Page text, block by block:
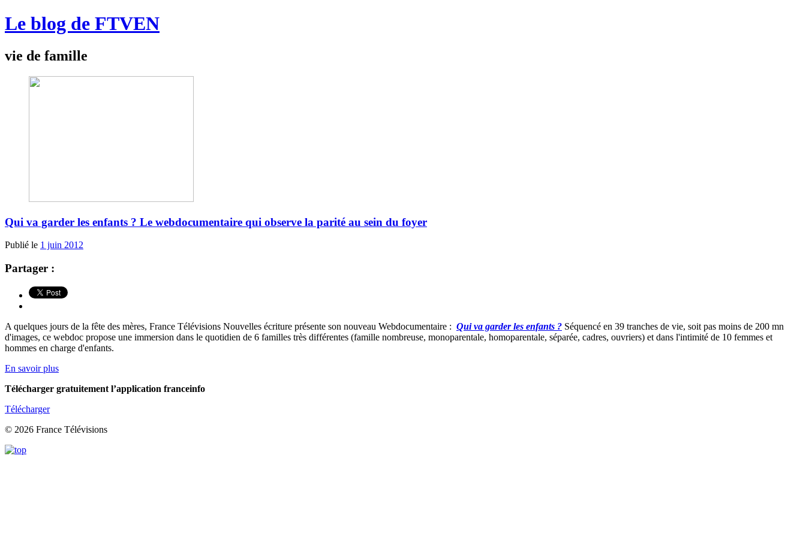
Le blog de FTVEN
vie de famille
Qui va garder les enfants ? Le webdocumentaire qui observe la parité au sein du foyer
Publié le 1 juin 2012
Partager :
A quelques jours de la fête des mères, France Télévisions Nouvelles écriture présente son nouveau Webdocumentaire : Qui va garder les enfants ? Séquencé en 39 tranches de vie, soit pas moins de 200 mn
d'images, ce webdoc propose une immersion dans le quotidien de 6 familles très différentes (famille nombreuse, monoparentale, homoparentale, séparée, cadres, ouvriers) et dans l'intimité de 10 femmes et
hommes en charge d'enfants.
En savoir plus
Télécharger gratuitement l’application franceinfo
Télécharger
© 2026 France Télévisions